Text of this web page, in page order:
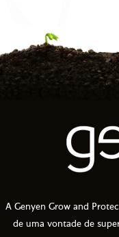
A Genyen Grow and
de uma vontade de